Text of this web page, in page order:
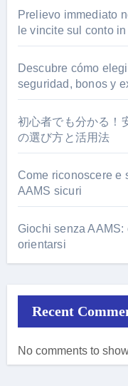
Prelievo immediato
le vincite sul conto
Descubre cómo
seguridad, bonos y
初心者でも分かる！
の選び方と活用法
Come riconoscere e
AAMS sicuri
Giochi senza
orientarsi
Recent
No comments to